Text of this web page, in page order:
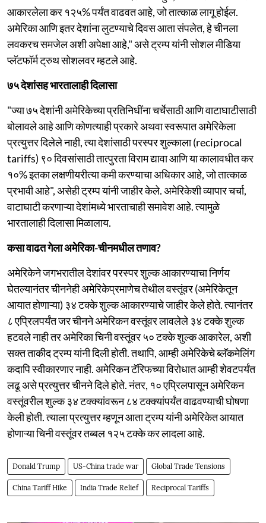
आकारलेला कर १२५% पर्यंत वाढवत आहे, जो तात्काळ लागू होईल.
अमेरिका आणि इतर देशांना लुटण्याचे दिवस आता संपलेत, हे चीनला
लवकरच समजेल अशी अपेक्षा आहे," असे ट्रम्प यांनी सोशल मीडिया
प्लॅटफॉर्म ट्रुथ सोशलवर म्हटले आहे.
७५ देशांसह भारतालाही दिलासा
"ज्या ७५ देशांनी अमेरिकेच्या प्रतिनिधींना चर्चेसाठी आणि वाटाघाटीसाठी
बोलावले आहे आणि कोणत्याही प्रकारे अथवा स्वरूपात अमेरिकेला
प्रत्युत्तर दिलेले नाही, त्या देशांसाठी परस्पर शुल्काला (reciprocal
tariffs) ९० दिवसांसाठी तात्पुरता विराम द्यावा आणि या कालावधीत कर
१०% इतका लक्षणीयरीत्या कमी करण्याचा अधिकार आहे, जो तात्काळ
प्रभावी आहे", असेही ट्रम्प यांनी जाहीर केले. अमेरिकेशी व्यापार चर्चा,
वाटाघाटी करणाऱ्या देशांमध्ये भारताचाही समावेश आहे. त्यामुळे
भारतालाही दिलासा मिळालाय.
कसा वाढत गेला अमेरिका-चीनमधील तणाव?
अमेरिकेने जगभरातील देशांवर परस्पर शुल्क आकारण्याचा निर्णय
घेतल्यानंतर चीननेही अमेरिकेप्रमाणेच तेथील वस्तूंवर (अमेरिकेतून
आयात होणाऱ्या) ३४ टक्के शुल्क आकारण्याचे जाहीर केले होते. त्यानंतर
८ एप्रिलपर्यंत जर चीनने अमेरिकन वस्तूंवर लावलेले ३४ टक्के शुल्क
हटवले नाही तर अमेरिका चिनी वस्तूंवर ५० टक्के शुल्क आकारेल, अशी
सक्त ताकीद ट्रम्प यांनी दिली होती. तथापि, आम्ही अमेरिकेचे ब्लॅकमेलिंग
कदापि स्वीकारणार नाही. अमेरिकन टॅरिफच्या विरोधात आम्ही शेवटपर्यंत
लढू असे प्रत्युत्तर चीनने दिले होते. नंतर, १० एप्रिलपासून अमेरिकन
वस्तूंवरील शुल्क ३४ टक्क्यांवरून ८४ टक्क्यांपर्यंत वाढवण्याची घोषणा
केली होती. त्याला प्रत्युत्तर म्हणून आता ट्रम्प यांनी अमेरिकेत आयात
होणाऱ्या चिनी वस्तूंवर तब्बल १२५ टक्के कर लादला आहे.
Donald Trump US-China trade war Global Trade Tensions
China Tariff Hike India Trade Relief Reciprocal Tariffs